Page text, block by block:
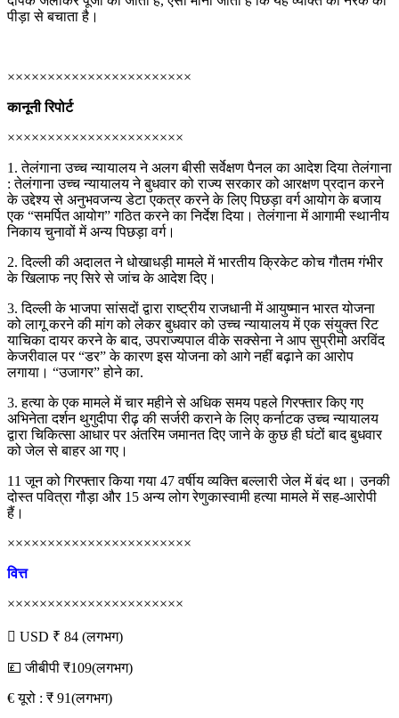
पीड़ा से बचाता है।
×××××××××××××××××××××××
कानूनी रिपोर्ट
××××××××××××××××××××××
1. तेलंगाना उच्च न्यायालय ने अलग बीसी सर्वेक्षण पैनल का आदेश दिया तेलंगाना
: तेलंगाना उच्च न्यायालय ने बुधवार को राज्य सरकार को आरक्षण प्रदान करने
के उद्देश्य से अनुभवजन्य डेटा एकत्र करने के लिए पिछड़ा वर्ग आयोग के बजाय
एक “समर्पित आयोग” गठित करने का निर्देश दिया। तेलंगाना में आगामी स्थानीय
निकाय चुनावों में अन्य पिछड़ा वर्ग।
2. दिल्ली की अदालत ने धोखाधड़ी मामले में भारतीय क्रिकेट कोच गौतम गंभीर
के खिलाफ नए सिरे से जांच के आदेश दिए।
3. दिल्ली के भाजपा सांसदों द्वारा राष्ट्रीय राजधानी में आयुष्मान भारत योजना
को लागू करने की मांग को लेकर बुधवार को उच्च न्यायालय में एक संयुक्त रिट
याचिका दायर करने के बाद, उपराज्यपाल वीके सक्सेना ने आप सुप्रीमो अरविंद
केजरीवाल पर “डर” के कारण इस योजना को आगे नहीं बढ़ाने का आरोप
लगाया। “उजागर” होने का.
3. हत्या के एक मामले में चार महीने से अधिक समय पहले गिरफ्तार किए गए
अभिनेता दर्शन थुगुदीपा रीढ़ की सर्जरी कराने के लिए कर्नाटक उच्च न्यायालय
द्वारा चिकित्सा आधार पर अंतरिम जमानत दिए जाने के कुछ ही घंटों बाद बुधवार
को जेल से बाहर आ गए।
11 जून को गिरफ्तार किया गया 47 वर्षीय व्यक्ति बल्लारी जेल में बंद था। उनकी
दोस्त पवित्रा गौड़ा और 15 अन्य लोग रेणुकास्वामी हत्या मामले में सह-आरोपी
हैं।
×××××××××××××××××××××××
वित्त
××××××××××××××××××××××
 USD ₹ 84 (लगभग)
💷 जीबीपी ₹109(लगभग)
€ यूरो : ₹ 91(लगभग)